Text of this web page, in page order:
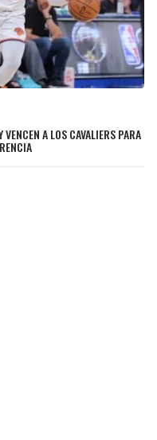
A LOS CAVALIERS PARA